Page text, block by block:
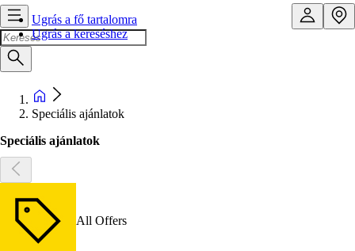
Ugrás a fő tartalomra
Ugrás a kereséshez
Speciális ajánlatok
Speciális ajánlatok
All Offers